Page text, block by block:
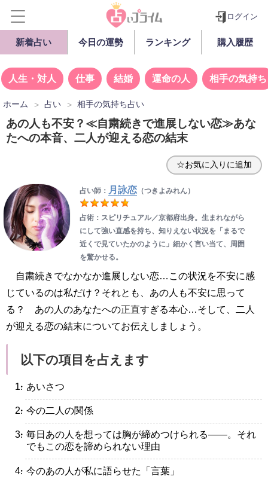
ログイン
新着占い 今日の運勢 ランキング 購入履歴
人生・対人 仕事 結婚 運命の人 相手の気持ち
ホーム 占い 相手の気持ち占い
あの人も不安？≪自粛続きで進展しない恋≫あな
たへの本音、二人が迎える恋の結末
☆お気に入りに追加
占い師： 月詠恋（つきよみれん）
占術：スピリチュアル／京都府出身。生まれながら
にして強い直感を持ち、知りえない状況を「まるで
近くで見ていたかのように」細かく言い当て、周囲
を驚かせる。
自粛続きでなかなか進展しない恋…この状況を不安に感
じているのは私だけ？それとも、あの人も不安に思って
る？ あの人のあなたへの正直すぎる本心…そして、二人
が迎える恋の結末についてお伝えしましょう。
以下の項目を占えます
・あいさつ
・今の二人の関係
・毎日あの人を想っては胸が締めつけられる――。それ
でもこの恋を諦められない理由
・今のあの人が私に語らせた「言葉」